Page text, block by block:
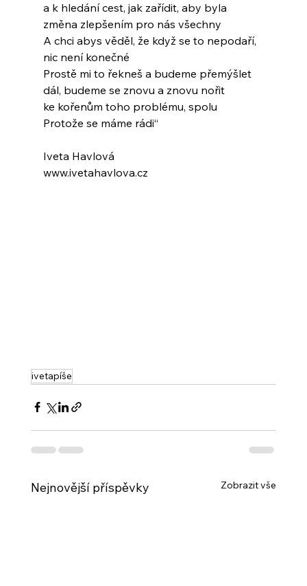
a k hledání cest, jak zařídit, aby byla
změna zlepšením pro nás všechny
A chci abys věděl, že když se to nepodaří,
nic není konečné
Prostě mi to řekneš a budeme přemýšlet
dál, budeme se znovu a znovu nořit
ke kořenům toho problému, spolu
Protože se máme rádi“
Iveta Havlová
www.ivetahavlova.cz
ivetapíše
Nejnovější příspěvky Zobrazit vše